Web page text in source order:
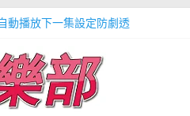
動播放下一集設定防劇透
懶人包＃多個 Visa / Master Card 網站
虛擬定位不用出門玩遊戲教學
號＃不想被砍帳號教學